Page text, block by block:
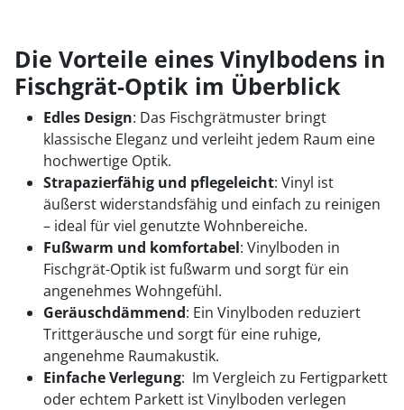
Die Vorteile eines Vinylbodens in
Fischgrät-Optik im Überblick
Edles Design: Das Fischgrätmuster bringt
klassische Eleganz und verleiht jedem Raum eine
hochwertige Optik.
Strapazierfähig und pflegeleicht: Vinyl ist
äußerst widerstandsfähig und einfach zu reinigen
– ideal für viel genutzte Wohnbereiche.
Fußwarm und komfortabel: Vinylboden in
Fischgrät-Optik ist fußwarm und sorgt für ein
angenehmes Wohngefühl.
Geräuschdämmend: Ein Vinylboden reduziert
Trittgeräusche und sorgt für eine ruhige,
angenehme Raumakustik.
Einfache Verlegung: Im Vergleich zu Fertigparkett
oder echtem Parkett ist Vinylboden verlegen